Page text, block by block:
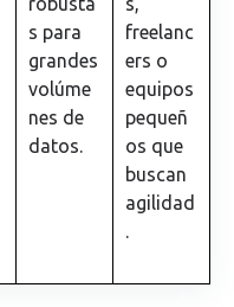
s para
grandes
volúme
nes de
datos.
freelanc
ers o
equipos
pequeñ
os que
buscan
agilidad
.